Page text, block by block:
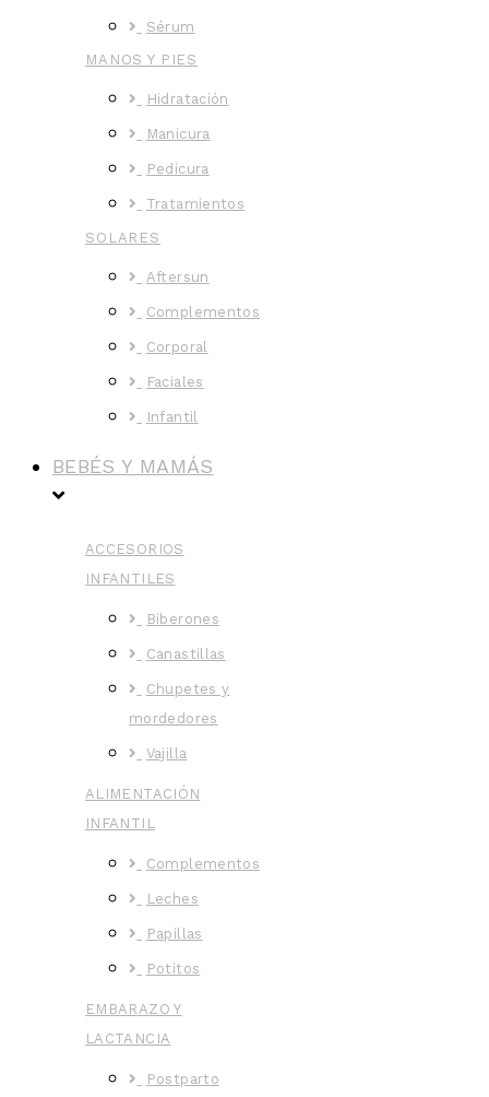
Sérum
MANOS Y PIES
Hidratación
Manicura
Pedicura
Tratamientos
SOLARES
Aftersun
Complementos
Corporal
Faciales
Infantil
BEBÉS Y MAMÁS
ACCESORIOS
INFANTILES
Biberones
Canastillas
Chupetes y
mordedores
Vajilla
ALIMENTACIÓN
INFANTIL
Complementos
Leches
Papillas
Potitos
EMBARAZO Y
LACTANCIA
Postparto